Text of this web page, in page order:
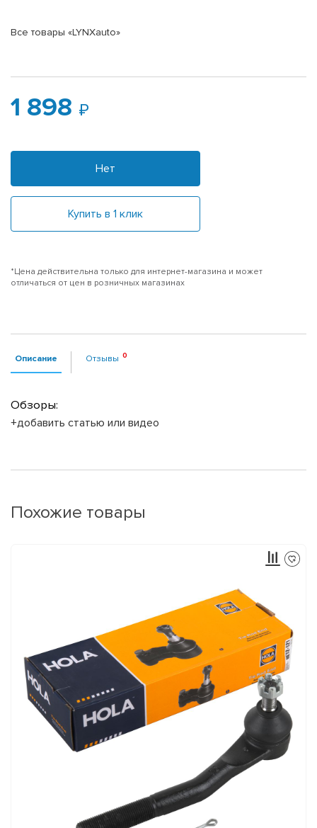
Все товары «LYNXauto»
1 898
Нет
Купить в 1 клик
*Цена действительна только для интернет-магазина и может
отличаться от цен в розничных магазинах
Описание Отзывы
Обзоры:
+добавить статью или видео
Похожие товары